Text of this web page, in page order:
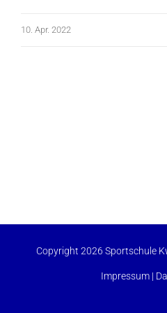
10. Apr. 2022
Copyright 2026 Sportschule
Impressum |